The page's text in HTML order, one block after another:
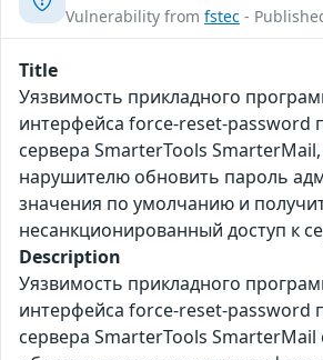
Vulnerability from fstec -
Title
Уязвимость прикладного
интерфейса force-reset-password
сервера SmarterTools
нарушителю обновить пароль
значения по умолчанию и
несанкционированный доступ к
Description
Уязвимость прикладного
интерфейса force-reset-password
сервера SmarterTools SmarterMail